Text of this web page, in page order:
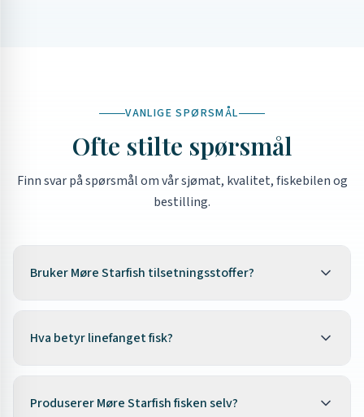
VANLIGE SPØRSMÅL
Ofte stilte spørsmål
Finn svar på spørsmål om vår sjømat, kvalitet, fiskebilen og
bestilling.
Bruker Møre Starfish tilsetningsstoffer?
kunstige tilsetningsstoffer. Våre lettsaltede produkter
flytende røyk eller kunstig aroma.
Les om vår kvalitet
Hva betyr linefanget fisk?
én og én fisk. Dette gir minst skade på fisken, best
Produserer Møre Starfish fisken selv?